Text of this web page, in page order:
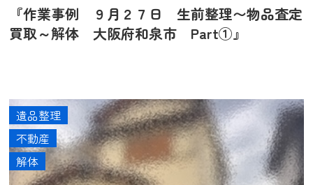
『作業事例 ９月２７日 生前整理〜物品査定
買取～解体 大阪府和泉市 Part①』
遺品整理
不動産
解体